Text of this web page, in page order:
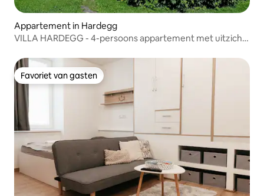
Appartement in Hardegg
VILLA HARDEGG - 4-persoons appartement met uitzicht
Favoriet van gasten
Favoriet van gasten